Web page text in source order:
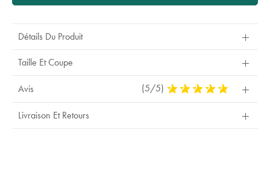
Détails Du Produit
Taille Et Coupe
Avis (5/5) 5
Livraison Et Retours